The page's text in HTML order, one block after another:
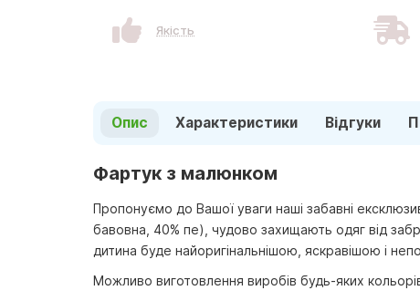
Якість
Опис Характеристики Відгуки
Фартук з малюнком
Пропонуємо до Вашої уваги наші забавні
бавовна, 40% пе), чудово захищають одяг від
дитина буде найоригінальнішою, яскравішою і
Можливо виготовлення виробів будь-яких